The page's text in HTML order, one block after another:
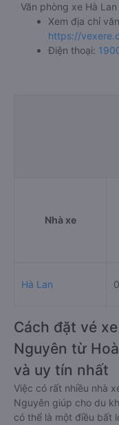
Văn phòng xe Hà
Xem địa chỉ
https://
Điện thoại:
Nhà xe
Hà Lan
Cách đặt vé
Nguyên từ
và uy tín nhất
Việc có rất nhiều nhà
Nguyên giúp cho du
có thể là một điều bất